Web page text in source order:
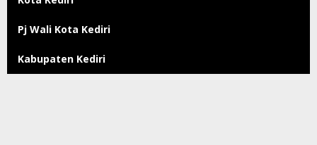
Pj Wali Kota Kediri
Kabupaten Kediri